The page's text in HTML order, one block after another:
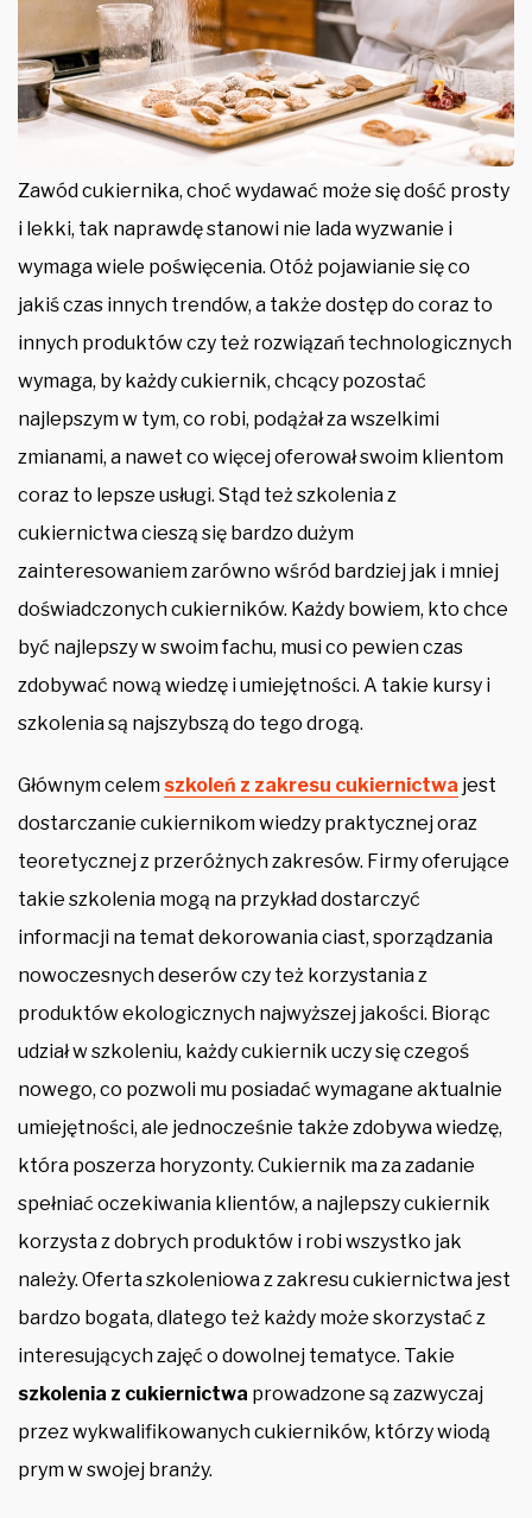
Zawód cukiernika, choć wydawać może się dość prosty
i lekki, tak naprawdę stanowi nie lada wyzwanie i
wymaga wiele poświęcenia. Otóż pojawianie się co
jakiś czas innych trendów, a także dostęp do coraz to
innych produktów czy też rozwiązań technologicznych
wymaga, by każdy cukiernik, chcący pozostać
najlepszym w tym, co robi, podążał za wszelkimi
zmianami, a nawet co więcej oferował swoim klientom
coraz to lepsze usługi. Stąd też szkolenia z
cukiernictwa cieszą się bardzo dużym
zainteresowaniem zarówno wśród bardziej jak i mniej
doświadczonych cukierników. Każdy bowiem, kto chce
być najlepszy w swoim fachu, musi co pewien czas
zdobywać nową wiedzę i umiejętności. A takie kursy i
szkolenia są najszybszą do tego drogą.
Głównym celem szkoleń z zakresu cukiernictwa jest
dostarczanie cukiernikom wiedzy praktycznej oraz
teoretycznej z przeróżnych zakresów. Firmy oferujące
takie szkolenia mogą na przykład dostarczyć
informacji na temat dekorowania ciast, sporządzania
nowoczesnych deserów czy też korzystania z
produktów ekologicznych najwyższej jakości. Biorąc
udział w szkoleniu, każdy cukiernik uczy się czegoś
nowego, co pozwoli mu posiadać wymagane aktualnie
umiejętności, ale jednocześnie także zdobywa wiedzę,
która poszerza horyzonty. Cukiernik ma za zadanie
spełniać oczekiwania klientów, a najlepszy cukiernik
korzysta z dobrych produktów i robi wszystko jak
należy. Oferta szkoleniowa z zakresu cukiernictwa jest
bardzo bogata, dlatego też każdy może skorzystać z
interesujących zajęć o dowolnej tematyce. Takie
szkolenia z cukiernictwa prowadzone są zazwyczaj
przez wykwalifikowanych cukierników, którzy wiodą
prym w swojej branży.